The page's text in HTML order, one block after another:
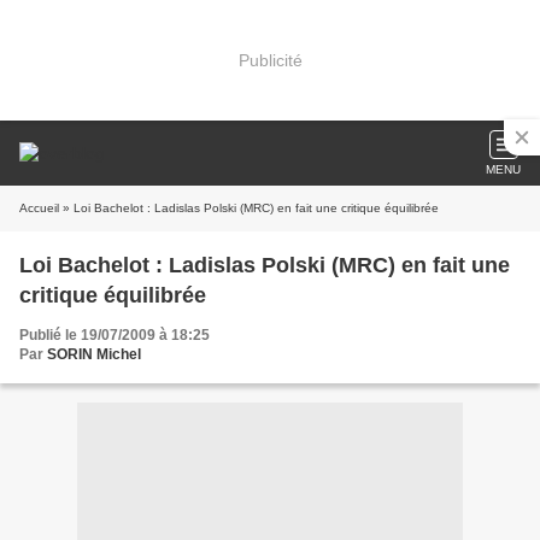
Publicité
MENU
Accueil » Loi Bachelot : Ladislas Polski (MRC) en fait une critique équilibrée
Loi Bachelot : Ladislas Polski (MRC) en fait une
critique équilibrée
Publié le 19/07/2009 à 18:25
Par SORIN Michel